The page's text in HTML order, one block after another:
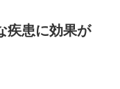
疾患に効果が